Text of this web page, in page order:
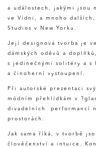
a událostech, jakými jsou
ve Vídni, a mnoho
Studios v New Yorku.
Její designová tvorba je
dámských oděvů a
s jedinečnými solitéry a s
a činoherní vystoupení.
Při autorské prezentaci
módním přehlídkám v
divadelních performancí
prostorách.
Jak sama říká, v tvorbě
člověčenství a intuice.